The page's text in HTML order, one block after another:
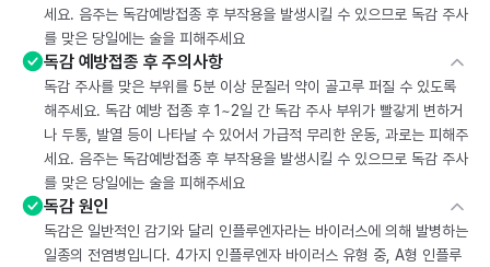
세요. 음주는 독감예방접종 후 부작용을 발생시킬 수 있으므로 독감 주사
를 맞은 당일에는 술을 피해주세요
독감 예방접종 후 주의사항
독감 주사를 맞은 부위를 5분 이상 문질러 약이 골고루 퍼질 수 있도록
해주세요. 독감 예방 접종 후 1~2일 간 독감 주사 부위가 빨갛게 변하거
나 두통, 발열 등이 나타날 수 있어서 가급적 무리한 운동, 과로는 피해주
세요. 음주는 독감예방접종 후 부작용을 발생시킬 수 있으므로 독감 주사
를 맞은 당일에는 술을 피해주세요
독감 원인
독감은 일반적인 감기와 달리 인플루엔자라는 바이러스에 의해 발병하는
일종의 전염병입니다. 4가지 인플루엔자 바이러스 유형 중, A형 인플루